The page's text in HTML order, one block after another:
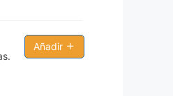
Añadir